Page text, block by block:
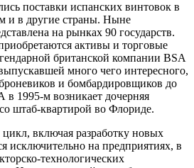
поставки испанских винтовок в
и в другие страны. Ныне
на рынках 90 государств.
активы и торговые
британской компании BSA
много чего интересного,
и бомбардировщиков до
1995-м возникает дочерняя
штаб-квартирой во Флориде.
включая разработку новых
исключительно на предприятиях, в
технологических